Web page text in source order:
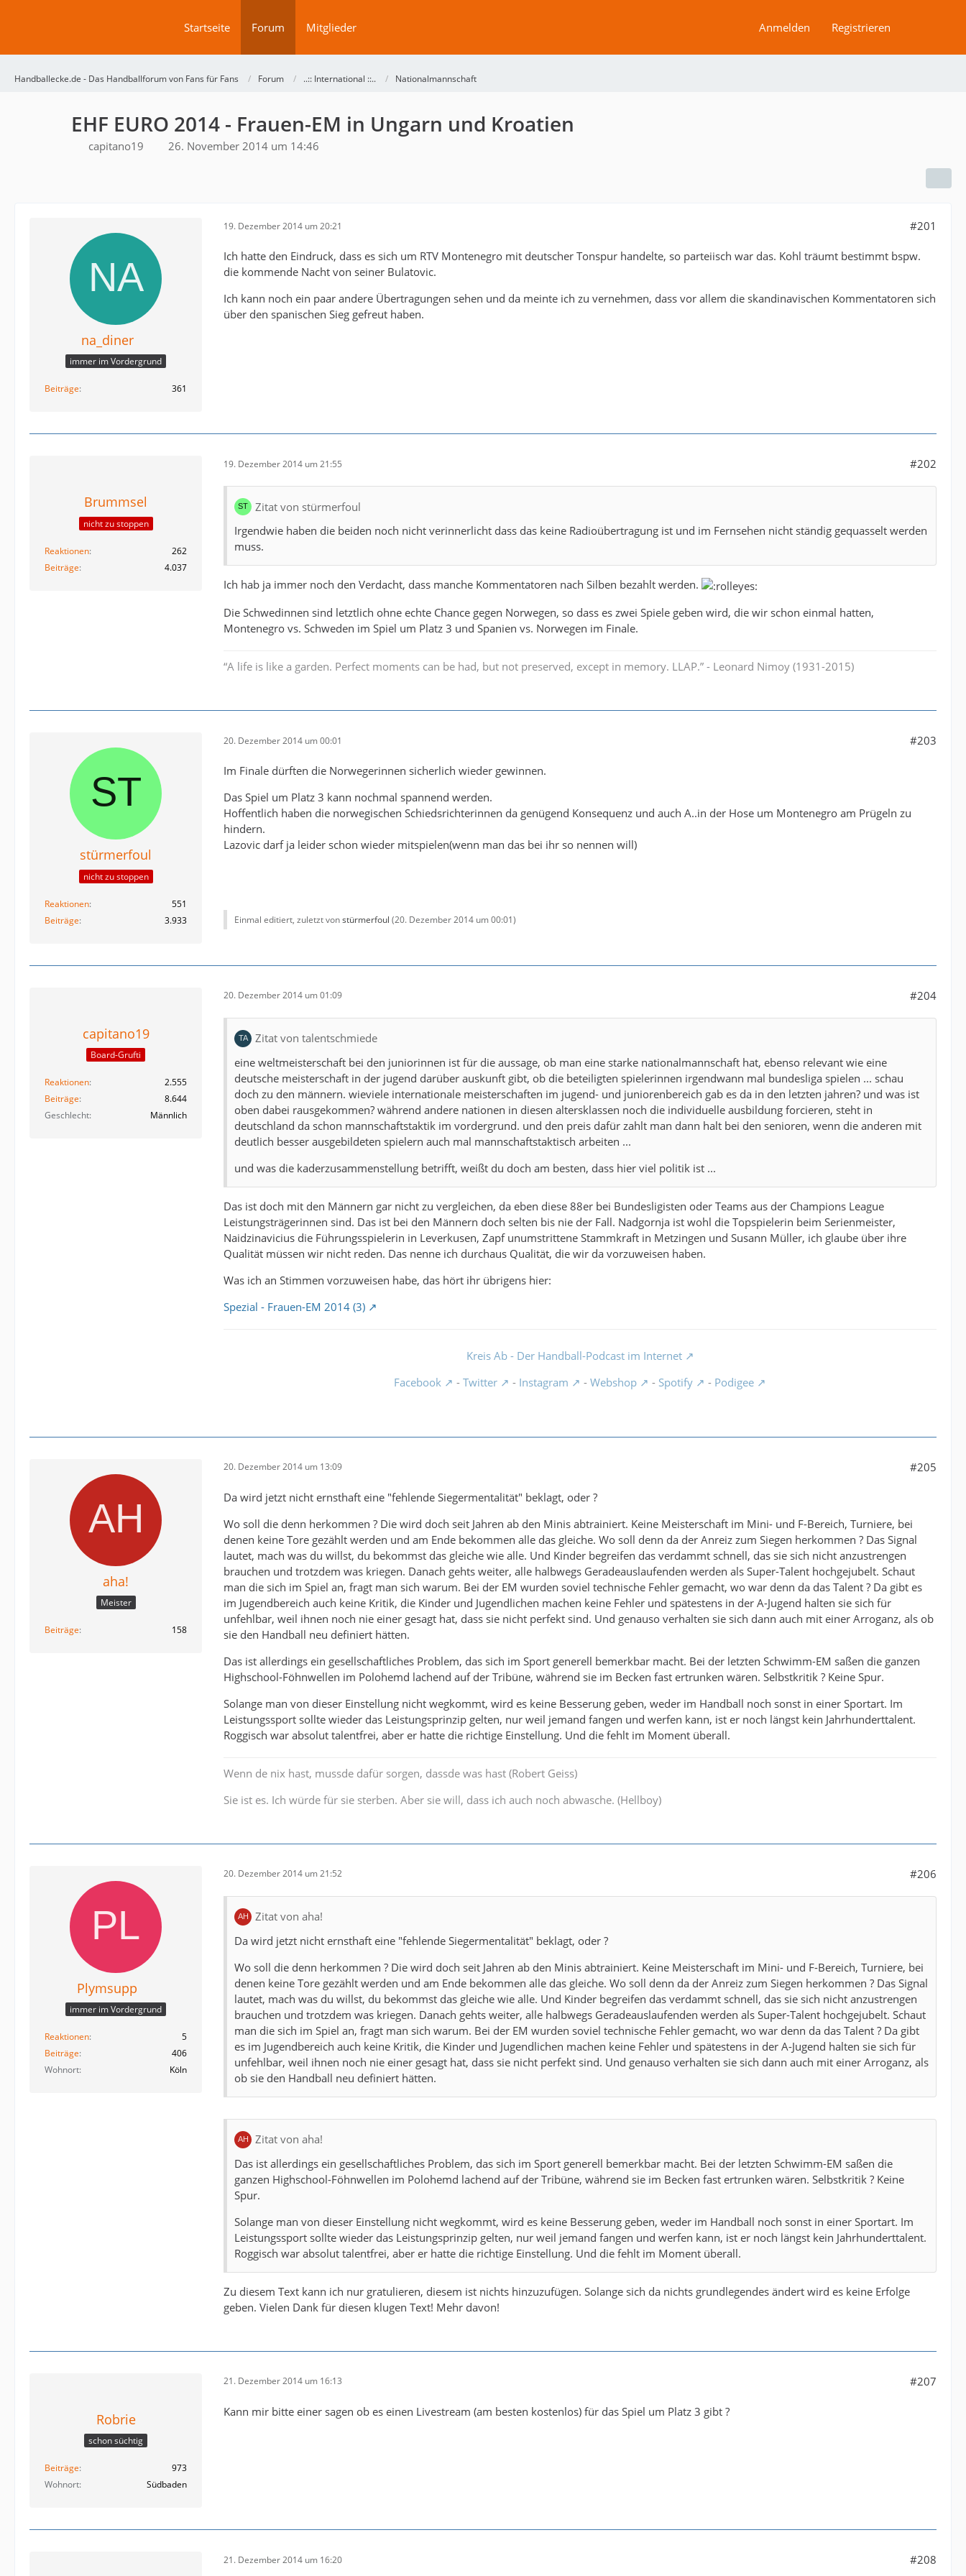
Startseite Forum Mitglieder Anmelden Registrieren
Handballecke.de - Das Handballforum von Fans für Fans Forum ..:: International ::.. Nationalmannschaft
EHF EURO 2014 - Frauen-EM in Ungarn und Kroatien
capitano19 26. November 2014 um 14:46
na_diner
immer im Vordergrund
Beiträge 361
19. Dezember 2014 um 20:21 #201
Ich hatte den Eindruck, dass es sich um RTV Montenegro mit deutscher Tonspur handelte, so parteiisch war das. Kohl träumt bestimmt bspw.
die kommende Nacht von seiner Bulatovic.
Ich kann noch ein paar andere Übertragungen sehen und da meinte ich zu vernehmen, dass vor allem die skandinavischen Kommentatoren sich
über den spanischen Sieg gefreut haben.
Brummsel
nicht zu stoppen
Reaktionen
262
Beiträge
4.037
19. Dezember 2014 um 21:55 #202
Zitat von stürmerfoul
Irgendwie haben die beiden noch nicht verinnerlicht dass das keine Radioübertragung ist und im Fernsehen nicht ständig gequasselt werden
muss.
Ich hab ja immer noch den Verdacht, dass manche Kommentatoren nach Silben bezahlt werden.
Die Schwedinnen sind letztlich ohne echte Chance gegen Norwegen, so dass es zwei Spiele geben wird, die wir schon einmal hatten,
Montenegro vs. Schweden im Spiel um Platz 3 und Spanien vs. Norwegen im Finale.
“A life is like a garden. Perfect moments can be had, but not preserved, except in memory. LLAP.” - Leonard Nimoy (1931-2015)
stürmerfoul
nicht zu stoppen
Reaktionen
551
Beiträge
3.933
20. Dezember 2014 um 00:01 #203
Im Finale dürften die Norwegerinnen sicherlich wieder gewinnen.
Das Spiel um Platz 3 kann nochmal spannend werden.
Hoffentlich haben die norwegischen Schiedsrichterinnen da genügend Konsequenz und auch A..in der Hose um Montenegro am Prügeln zu
hindern.
Lazovic darf ja leider schon wieder mitspielen(wenn man das bei ihr so nennen will)
Einmal editiert, zuletzt vonstürmerfoul (20. Dezember 2014 um 00:01)
capitano19
Board-Grufti
Reaktionen
2.555
Beiträge
8.644
Geschlecht
Männlich
20. Dezember 2014 um 01:09 #204
Zitat von talentschmiede
eine weltmeisterschaft bei den juniorinnen ist für die aussage, ob man eine starke nationalmannschaft hat, ebenso relevant wie eine
deutsche meisterschaft in der jugend darüber auskunft gibt, ob die beteiligten spielerinnen irgendwann mal bundesliga spielen ... schau
doch zu den männern. wieviele internationale meisterschaften im jugend- und juniorenbereich gab es da in den letzten jahren? und was ist
oben dabei rausgekommen? während andere nationen in diesen altersklassen noch die individuelle ausbildung forcieren, steht in
deutschland da schon mannschaftstaktik im vordergrund. und den preis dafür zahlt man dann halt bei den senioren, wenn die anderen mit
deutlich besser ausgebildeten spielern auch mal mannschaftstaktisch arbeiten ...
und was die kaderzusammenstellung betrifft, weißt du doch am besten, dass hier viel politik ist ...
Das ist doch mit den Männern gar nicht zu vergleichen, da eben diese 88er bei Bundesligisten oder Teams aus der Champions League
Leistungsträgerinnen sind. Das ist bei den Männern doch selten bis nie der Fall. Nadgornja ist wohl die Topspielerin beim Serienmeister,
Naidzinavicius die Führungsspielerin in Leverkusen, Zapf unumstrittene Stammkraft in Metzingen und Susann Müller, ich glaube über ihre
Qualität müssen wir nicht reden. Das nenne ich durchaus Qualität, die wir da vorzuweisen haben.
Was ich an Stimmen vorzuweisen habe, das hört ihr übrigens hier:
Spezial - Frauen-EM 2014 (3)
Kreis Ab - Der Handball-Podcast im Internet
Facebook
- Twitter - Instagram - Webshop - Spotify - Podigee
aha!
Meister
Beiträge 158
20. Dezember 2014 um 13:09 #205
Da wird jetzt nicht ernsthaft eine "fehlende Siegermentalität" beklagt, oder ?
Wo soll die denn herkommen ? Die wird doch seit Jahren ab den Minis abtrainiert. Keine Meisterschaft im Mini- und F-Bereich, Turniere, bei
denen keine Tore gezählt werden und am Ende bekommen alle das gleiche. Wo soll denn da der Anreiz zum Siegen herkommen ? Das Signal
lautet, mach was du willst, du bekommst das gleiche wie alle. Und Kinder begreifen das verdammt schnell, das sie sich nicht anzustrengen
brauchen und trotzdem was kriegen. Danach gehts weiter, alle halbwegs Geradeauslaufenden werden als Super-Talent hochgejubelt. Schaut
man die sich im Spiel an, fragt man sich warum. Bei der EM wurden soviel technische Fehler gemacht, wo war denn da das Talent ? Da gibt es
im Jugendbereich auch keine Kritik, die Kinder und Jugendlichen machen keine Fehler und spätestens in der A-Jugend halten sie sich für
unfehlbar, weil ihnen noch nie einer gesagt hat, dass sie nicht perfekt sind. Und genauso verhalten sie sich dann auch mit einer Arroganz, als ob
sie den Handball neu definiert hätten.
Das ist allerdings ein gesellschaftliches Problem, das sich im Sport generell bemerkbar macht. Bei der letzten Schwimm-EM saßen die ganzen
Highschool-Föhnwellen im Polohemd lachend auf der Tribüne, während sie im Becken fast ertrunken wären. Selbstkritik ? Keine Spur.
Solange man von dieser Einstellung nicht wegkommt, wird es keine Besserung geben, weder im Handball noch sonst in einer Sportart. Im
Leistungssport sollte wieder das Leistungsprinzip gelten, nur weil jemand fangen und werfen kann, ist er noch längst kein Jahrhunderttalent.
Roggisch war absolut talentfrei, aber er hatte die richtige Einstellung. Und die fehlt im Moment überall.
Wenn de nix hast, mussde dafür sorgen, dassde was hast (Robert Geiss)
Sie ist es. Ich würde für sie sterben. Aber sie will, dass ich auch noch abwasche. (Hellboy)
Plymsupp
immer im Vordergrund
Reaktionen
5
Beiträge
406
Wohnort
Köln
20. Dezember 2014 um 21:52 #206
Zitat von aha!
Da wird jetzt nicht ernsthaft eine "fehlende Siegermentalität" beklagt, oder ?
Wo soll die denn herkommen ? Die wird doch seit Jahren ab den Minis abtrainiert. Keine Meisterschaft im Mini- und F-Bereich, Turniere, bei
denen keine Tore gezählt werden und am Ende bekommen alle das gleiche. Wo soll denn da der Anreiz zum Siegen herkommen ? Das Signal
lautet, mach was du willst, du bekommst das gleiche wie alle. Und Kinder begreifen das verdammt schnell, das sie sich nicht anzustrengen
brauchen und trotzdem was kriegen. Danach gehts weiter, alle halbwegs Geradeauslaufenden werden als Super-Talent hochgejubelt. Schaut
man die sich im Spiel an, fragt man sich warum. Bei der EM wurden soviel technische Fehler gemacht, wo war denn da das Talent ? Da gibt
es im Jugendbereich auch keine Kritik, die Kinder und Jugendlichen machen keine Fehler und spätestens in der A-Jugend halten sie sich für
unfehlbar, weil ihnen noch nie einer gesagt hat, dass sie nicht perfekt sind. Und genauso verhalten sie sich dann auch mit einer Arroganz, als
ob sie den Handball neu definiert hätten.
Zitat von aha!
Das ist allerdings ein gesellschaftliches Problem, das sich im Sport generell bemerkbar macht. Bei der letzten Schwimm-EM saßen die
ganzen Highschool-Föhnwellen im Polohemd lachend auf der Tribüne, während sie im Becken fast ertrunken wären. Selbstkritik ? Keine
Spur.
Solange man von dieser Einstellung nicht wegkommt, wird es keine Besserung geben, weder im Handball noch sonst in einer Sportart. Im
Leistungssport sollte wieder das Leistungsprinzip gelten, nur weil jemand fangen und werfen kann, ist er noch längst kein Jahrhunderttalent.
Roggisch war absolut talentfrei, aber er hatte die richtige Einstellung. Und die fehlt im Moment überall.
Zu diesem Text kann ich nur gratulieren, diesem ist nichts hinzuzufügen. Solange sich da nichts grundlegendes ändert wird es keine Erfolge
geben. Vielen Dank für diesen klugen Text! Mehr davon!
Robrie
schon süchtig
Beiträge
973
Wohnort
Südbaden
21. Dezember 2014 um 16:13 #207
Kann mir bitte einer sagen ob es einen Livestream (am besten kostenlos) für das Spiel um Platz 3 gibt ?
21. Dezember 2014 um 16:20 #208